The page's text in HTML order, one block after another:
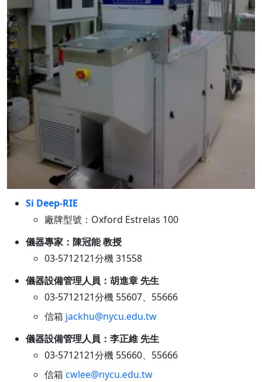
Si Deep-RIE
廠牌型號：Oxford Estrelas 100
儀器專家：陳冠能 教授
03-5712121分機 31558
儀器設備管理人員：胡進章 先生
03-5712121分機 55607、55666
信箱 jackhu@nycu.edu.tw
儀器設備管理人員：李正維 先生
03-5712121分機 55660、55666
信箱 cwlee@nycu.edu.tw